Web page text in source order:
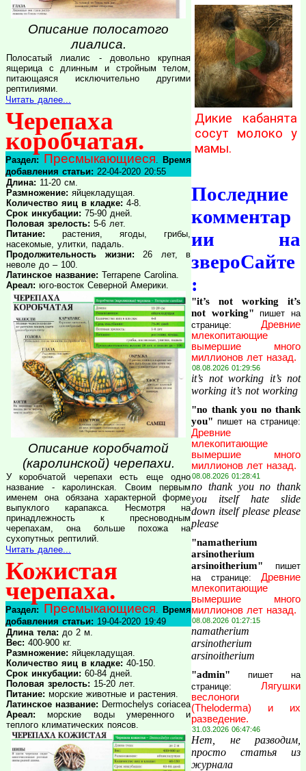
Описание полосатого
лиалиса.
Полосатый лиалис - довольно крупная
ящерица с длинным и стройным телом,
питающаяся исключительно другими
рептилиями.
Читать далее...
Черепаха
коробчатая.
Раздел: Пресмыкающиеся. Время
добавления статьи: 22-04-2020 20:55
Длина: 11-20 см.
Размножение: яйцекладущая.
Количество яиц в кладке: 4-8.
Срок инкубации: 75-90 дней.
Половая зрелость: 5-6 лет.
Питание: растения, ягоды, грибы,
насекомые, улитки, падаль.
Продолжительность жизни: 26 лет, в
неволе до – 100.
Латинское название: Terrapene Carolina.
Ареал: юго-восток Северной Америки.
Описание коробчатой
(каролинской) черепахи.
У коробчатой черепахи есть еще одно
название - каролинская. Своим первым
именем она обязана характерной форме
выпуклого карапакса. Несмотря на
принадлежность к пресноводным
черепахам, она больше похожа на
сухопутных рептилий.
Читать далее...
Кожистая
черепаха.
Раздел: Пресмыкающиеся. Время
добавления статьи: 19-04-2020 19:49
Длина тела: до 2 м.
Вес: 400-900 кг.
Размножение: яйцекладущая.
Количество яиц в кладке: 40-150.
Срок инкубации: 60-84 дней.
Половая зрелость: 15-20 лет.
Питание: морские животные и растения.
Латинское название: Dermochelys coriacea
Ареал: морские воды умеренного и
теплого климатических поясов.
Дикие кабанята
сосут молоко у
мамы.
Последние
комментар
ии на
звероСайте
:
"it’s not working it’s
not working" пишет на
странице: Древние
млекопитающие
вымершие много
миллионов лет назад.
08.08.2026 01:29:56
it’s not working it’s not
working it’s not working
"no thank you no thank
you" пишет на странице:
Древние
млекопитающие
вымершие много
миллионов лет назад.
08.08.2026 01:28:41
no thank you no thank
you itself hate slide
down itself please please
please
"namatherium
arsinotherium
arsinoitherium" пишет
на странице: Древние
млекопитающие
вымершие много
миллионов лет назад.
08.08.2026 01:27:15
namatherium
arsinotherium
arsinoitherium
"admin" пишет на
странице: Лягушки
веслоноги
(Theloderma) и их
разведение.
31.03.2026 06:47:46
Нет, не разводим,
просто статья из
журнала